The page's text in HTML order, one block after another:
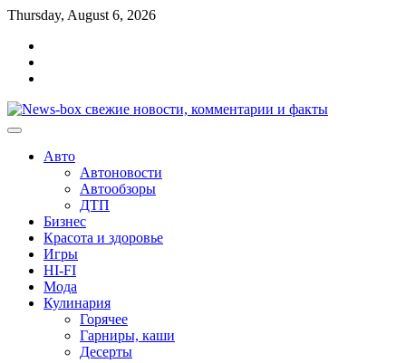
Перейти
содержимому
Thursday, August 6, 2026
Авто
Автоновости
Автообзоры
ДТП
Бизнес
Красота и здоровье
Игры
HI-FI
Мода
Кулинария
Горячее
Гарниры, каши
Десерты